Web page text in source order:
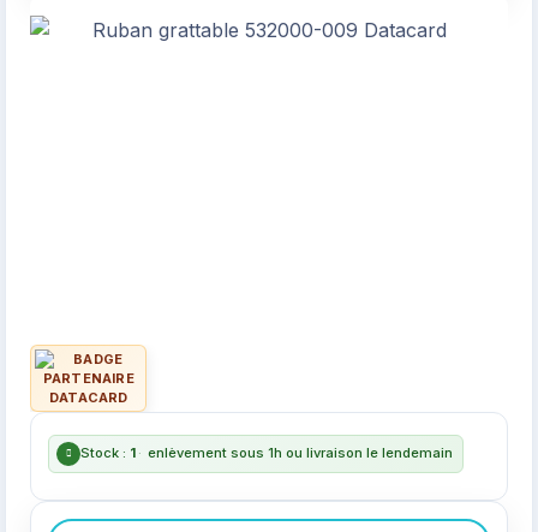
Stock : 1 · enlèvement sous 1h ou livraison le lendemain